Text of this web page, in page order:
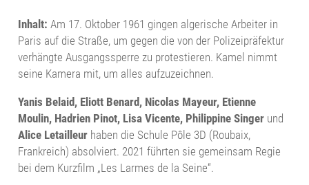
Inhalt: Am 17. Oktober 1961 gingen algerische Arbeiter in
Paris auf die Straße, um gegen die von der Polizeipräfektur
verhängte Ausgangssperre zu protestieren. Kamel nimmt
seine Kamera mit, um alles aufzuzeichnen.
Yanis Belaid, Eliott Benard, Nicolas Mayeur, Etienne
Moulin, Hadrien Pinot, Lisa Vicente, Philippine Singerund
Alice Letailleurhaben die Schule Pôle 3D (Roubaix,
Frankreich) absolviert. 2021 führten sie gemeinsam Regie
bei dem Kurzfilm „Les Larmes de la Seine“.